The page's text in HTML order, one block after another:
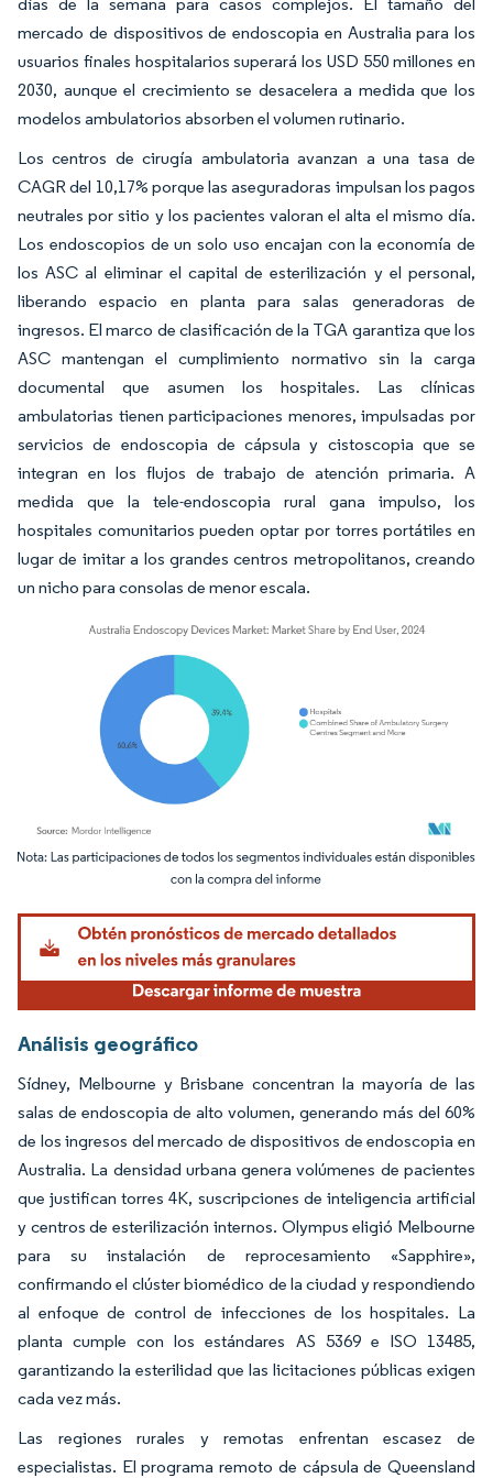
mercado de dispositivos de endoscopia en Australia para los
usuarios finales hospitalarios superará los USD 550 millones en
2030, aunque el crecimiento se desacelera a medida que los
modelos ambulatorios absorben el volumen rutinario.
Los centros de cirugía ambulatoria avanzan a una tasa de
CAGR del 10,17% porque las aseguradoras impulsan los pagos
neutrales por sitio y los pacientes valoran el alta el mismo día.
Los endoscopios de un solo uso encajan con la economía de
los ASC al eliminar el capital de esterilización y el personal,
liberando espacio en planta para salas generadoras de
ingresos. El marco de clasificación de la TGA garantiza que los
ASC mantengan el cumplimiento normativo sin la carga
documental que asumen los hospitales. Las clínicas
ambulatorias tienen participaciones menores, impulsadas por
servicios de endoscopia de cápsula y cistoscopia que se
integran en los flujos de trabajo de atención primaria. A
medida que la tele-endoscopia rural gana impulso, los
hospitales comunitarios pueden optar por torres portátiles en
lugar de imitar a los grandes centros metropolitanos, creando
un nicho para consolas de menor escala.
Imagen © Mordor Intelligence. El uso requiere atribución según CC BY 4.0.
Análisis geográfico
Sídney, Melbourne y Brisbane concentran la mayoría de las
salas de endoscopia de alto volumen, generando más del 60%
de los ingresos del mercado de dispositivos de endoscopia en
Australia. La densidad urbana genera volúmenes de pacientes
que justifican torres 4K, suscripciones de inteligencia artificial
y centros de esterilización internos. Olympus eligió Melbourne
para su instalación de reprocesamiento «Sapphire»,
confirmando el clúster biomédico de la ciudad y respondiendo
al enfoque de control de infecciones de los hospitales. La
planta cumple con los estándares AS 5369 e ISO 13485,
garantizando la esterilidad que las licitaciones públicas exigen
cada vez más.
Las regiones rurales y remotas enfrentan escasez de
especialistas. El programa remoto de cápsula de Queensland